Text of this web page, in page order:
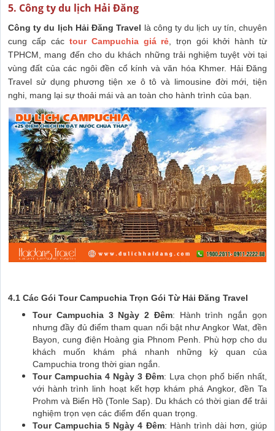
5. Công ty du lịch Hải Đăng
Công ty du lịch Hải Đăng Travel là công ty du lịch uy tín, chuyên
cung cấp cáctour Campuchia giá rẻ , trọn gói khởi hành từ
TPHCM, mang đến cho du khách những trải nghiệm tuyệt vời tại
vùng đất của các ngôi đền cổ kính và văn hóa Khmer. Hải Đăng
Travel sử dụng phương tiện xe ô tô và limousine đời mới, tiện
nghi, mang lại sự thoải mái và an toàn cho hành trình của bạn.
4.1 Các Gói Tour Campuchia Trọn Gói Từ Hải Đăng Travel
Tour Campuchia 3 Ngày 2 Đêm: Hành trình ngắn gọn
nhưng đầy đủ điểm tham quan nổi bật như Angkor Wat, đền
Bayon, cung điện Hoàng gia Phnom Penh. Phù hợp cho du
khách muốn khám phá nhanh những kỳ quan của
Campuchia trong thời gian ngắn.
Tour Campuchia 4 Ngày 3 Đêm: Lựa chọn phổ biến nhất,
với hành trình linh hoạt kết hợp khám phá Angkor, đền Ta
Prohm và Biển Hồ (Tonle Sap). Du khách có thời gian để trải
nghiệm trọn vẹn các điểm đến quan trọng.
Tour Campuchia 5 Ngày 4 Đêm: Hành trình dài hơn, giúp